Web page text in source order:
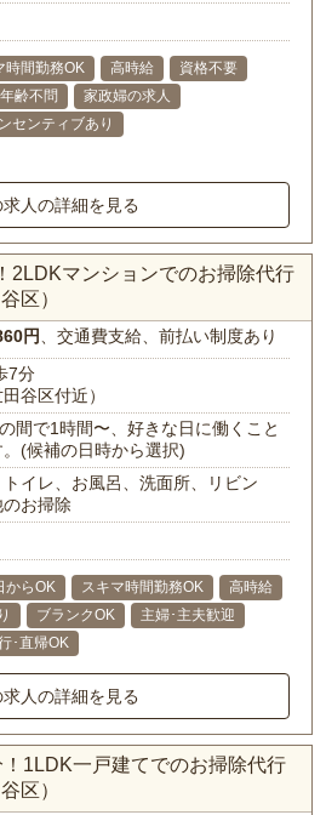
時間勤務OK 高時給
資格不要
年齢不問
家政婦の求人
センティブあり
求人の詳細を見る
2LDKマンションでのお掃除代行
区）
円 、交通費支給、前払い制度あり
7分
田谷区付近）
間で1時間〜、好きな日に働くこと
(候補の日時から選択)
イレ、お風呂、洗面所、リビン
お掃除
からOK スキマ時間勤務OK
高時給
ブランクOK
主婦･主夫歓迎
･直帰OK
求人の詳細を見る
1LDK一戸建てでのお掃除代行
区）